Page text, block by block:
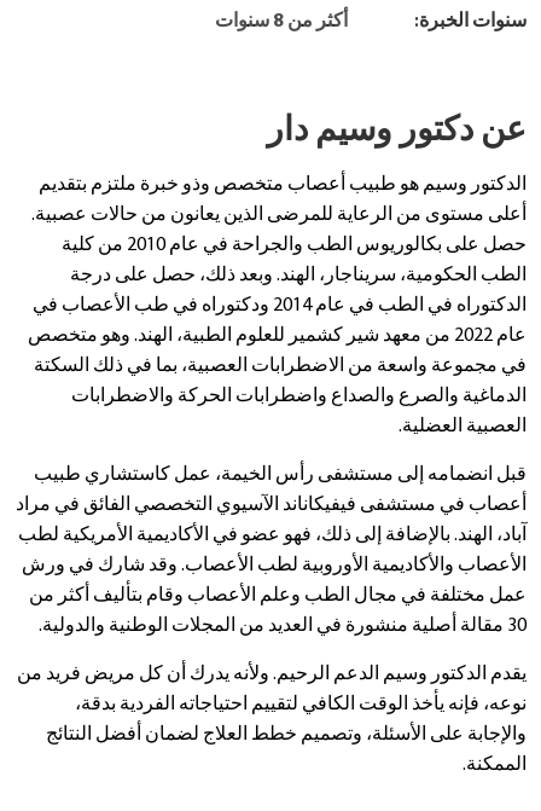
سنوات الخبرة: أكثر من 8 سنوات
عن دكتور وسيم دار
الدكتور وسيم هو طبيب أعصاب متخصص وذو خبرة ملتزم بتقديم
أعلى مستوى من الرعاية للمرضى الذين يعانون من حالات عصبية.
حصل على بكالوريوس الطب والجراحة في عام 2010 من كلية
الطب الحكومية، سريناجار، الهند. وبعد ذلك، حصل على درجة
الدكتوراه في الطب في عام 2014 ودكتوراه في طب الأعصاب في
عام 2022 من معهد شير كشمير للعلوم الطبية، الهند. وهو متخصص
في مجموعة واسعة من الاضطرابات العصبية، بما في ذلك السكتة
الدماغية والصرع والصداع واضطرابات الحركة والاضطرابات
العصبية العضلية.
قبل انضمامه إلى مستشفى رأس الخيمة، عمل كاستشاري طبيب
أعصاب في مستشفى فيفيكاناند الآسيوي التخصصي الفائق في مراد
آباد، الهند. بالإضافة إلى ذلك، فهو عضو في الأكاديمية الأمريكية لطب
الأعصاب والأكاديمية الأوروبية لطب الأعصاب. وقد شارك في ورش
عمل مختلفة في مجال الطب وعلم الأعصاب وقام بتأليف أكثر من
30 مقالة أصلية منشورة في العديد من المجلات الوطنية والدولية.
يقدم الدكتور وسيم الدعم الرحيم. ولأنه يدرك أن كل مريض فريد من
نوعه، فإنه يأخذ الوقت الكافي لتقييم احتياجاته الفردية بدقة،
والإجابة على الأسئلة، وتصميم خطط العلاج لضمان أفضل النتائج
الممكنة.